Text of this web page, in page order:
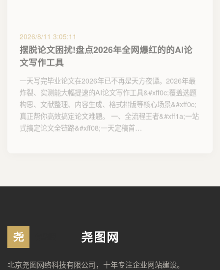
摆脱论文困扰!盘点2026年全网爆红的的AI论
文写作工具
炸裂、实测能大幅提速的AI论文写作工具&#xff0c;覆盖选题
构思、文献整理、内容生成、格式排版等核心场景&#xff0c;
真正帮你高效搞定论文难题。 一、全流程王者&#xff1a;一站
式搞定论文全链路&#xff08;一天定稿首…
尧图网
北京尧图网络科技有限公司，十年专注企业网站建设。